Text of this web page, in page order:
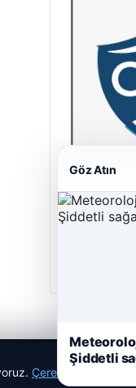
Cengiz
Çerez Politikamız
Göz Atın
Şiddetli